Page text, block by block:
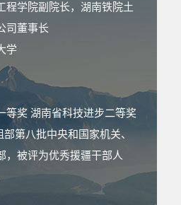
程学院副院长，湖南铁院土
司董事长
学
等奖 湖南省科技进步二等奖
第八批中央和国家机关、
，被评为优秀援疆干部人